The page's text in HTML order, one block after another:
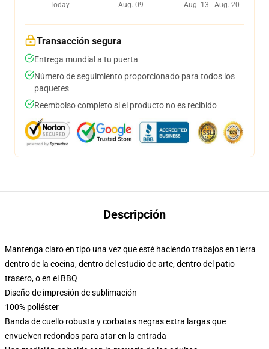
Today
Aug. 09
Aug. 13 - Aug. 20
Transacción segura
Entrega mundial a tu puerta
Número de seguimiento proporcionado para todos los
paquetes
Reembolso completo si el producto no es recibido
Descripción
Mantenga claro en tipo una vez que esté haciendo trabajos en tierra
dentro de la cocina, dentro del estudio de arte, dentro del patio
trasero, o en el BBQ
Diseño de impresión de sublimación
100% poliéster
Banda de cuello robusta y corbatas negras extra largas que
envuelven redondos para atar en la entrada